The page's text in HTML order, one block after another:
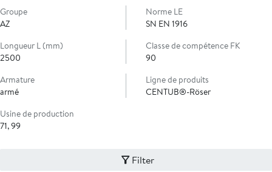
Groupe
AZ
Norme LE
SN EN 1916
Longueur L (mm)
2500
Classe de compétence FK
90
Armature
armé
Ligne de produits
CENTUB®-Röser
Usine de production
71, 99
Filter